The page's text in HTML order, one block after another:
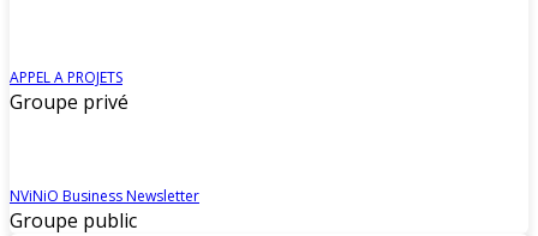
APPEL A PROJETS
Groupe privé
NViNiO Business Newsletter
Groupe public